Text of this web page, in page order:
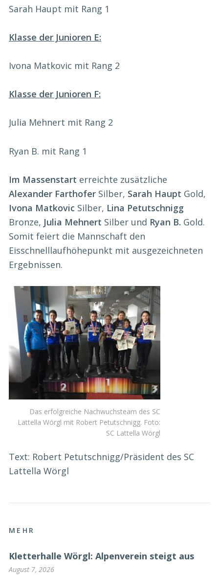
Sarah Haupt mit Rang 1
Klasse der Junioren E:
Ivona Matkovic mit Rang 2
Klasse der Junioren F:
Julia Mehnert mit Rang 2
Ryan B. mit Rang 1
Im Massenstart erreichte zusätzliche
Alexander Farthofer Silber, Sarah Haupt Gold,
Ivona Matkovic Silber, Lina Petutschnigg
Bronze, Julia Mehnert Silber und Ryan B. Gold.
Somit feiert die Mannschaft den
Eisschnelllaufhöhepunkt mit ausgezeichneten
Ergebnissen.
Das erfolgreiche Nachwuchsteam des SC
Lattella Wörgl mit Robert Petutschnigg. Foto:
SC Lattella Wörgl
Text: Robert Petutschnigg/Präsident des SC
Lattella Wörgl
MEHR
Kletterhalle Wörgl: Alpenverein steigt aus
August 7, 2026